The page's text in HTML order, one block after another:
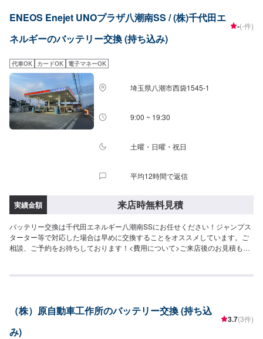
ENEOS Enejet UNOプラザ八潮南SS / (株)千代田エ
ネルギーのバッテリー交換 (持ち込み)
-(-件)
代車OK カードOK 電子マネーOK
埼玉県八潮市西袋1545-1
9:00 ~ 19:30
土曜・日曜・祝日
平均12時間で返信
実績金額 来店時無料見積
バッテリー交換は千代田エネルギー八潮南SSにお任せください！ジャンプス
ターター等で対応した場合は早めに交換することをオススメしています。ご
相談、ご予約をお待ちしております！<費用について>ご来店後のお見積もり
（株）原自動車工作所のバッテリー交換 (持ち込
み)
3.7(3件)